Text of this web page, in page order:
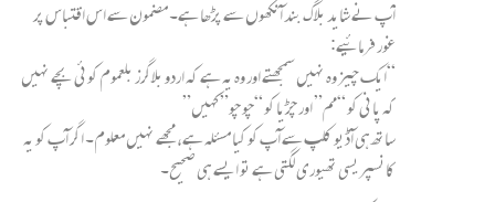
آپ نے شاید بلاگ بند آنکھوں سے پڑھا ہے۔ مضمون سے اس اقتباس پر
غور فرمائیے:
“ایک چیز وہ نہیں سمجھتے اور وہ یہ ہے کہ اردو بلاگرز بلعموم کوئی بچے نہیں
کہ پانی کو “مم” اور چڑیا کو “چو چو” کہیں”
ساتھ ہی آڈیو کلپ سے آپ کو کیا مسئلہ ہے، مجھے نہیں معلوم۔ اگر آپ کو یہ
کانسپریسی تھیوری لگتی ہے تو ایسے ہی صحیح۔